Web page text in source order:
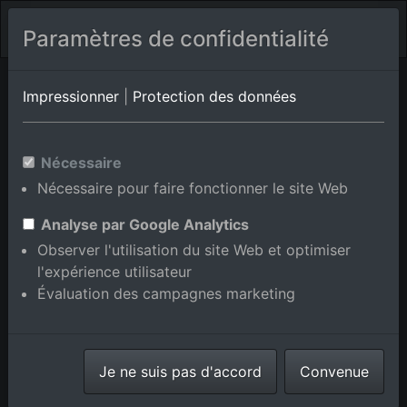
Caravaggio Bergamo
Photos aériennes de
Caravaggio/Santuario di
Caravaggio en Bergamo, Italie
aériennes de la boutique en
Paramètres de confidentialité
Impressionner Protection des données
Nécessaire
Nécessaire pour faire fonctionner le site Web
Analyse par Google Analytics
Observer l'utilisation du site Web et optimiser
l'expérience utilisateur
Évaluation des campagnes marketing
Je ne suis pas d'accord Convenue